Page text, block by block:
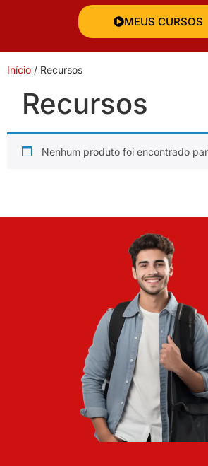
MEUS CURSOS
Início / Recursos
Recursos
Nenhum produto foi encontrado